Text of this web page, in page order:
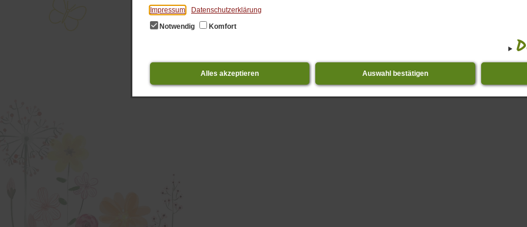
Impressum
Datenschutzerklärung
Notwendig
Komfort
Alles akzeptieren Auswahl bestätigen